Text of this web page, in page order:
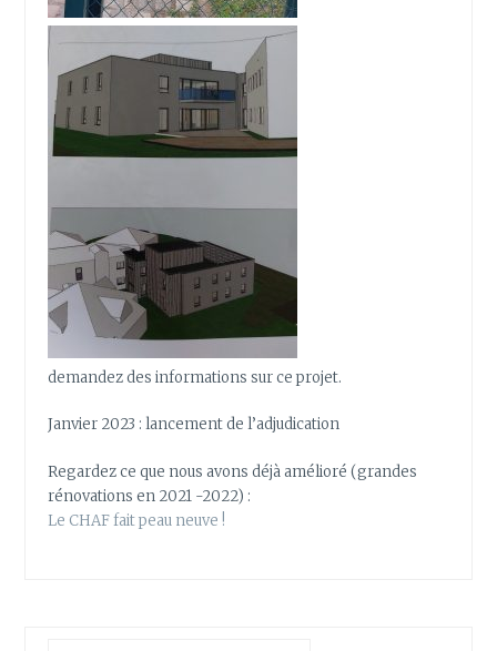
demandez des informations sur ce projet.
Janvier 2023 : lancement de l’adjudication
Regardez ce que nous avons déjà amélioré (grandes
rénovations en 2021 -2022) :
Le CHAF fait peau neuve !